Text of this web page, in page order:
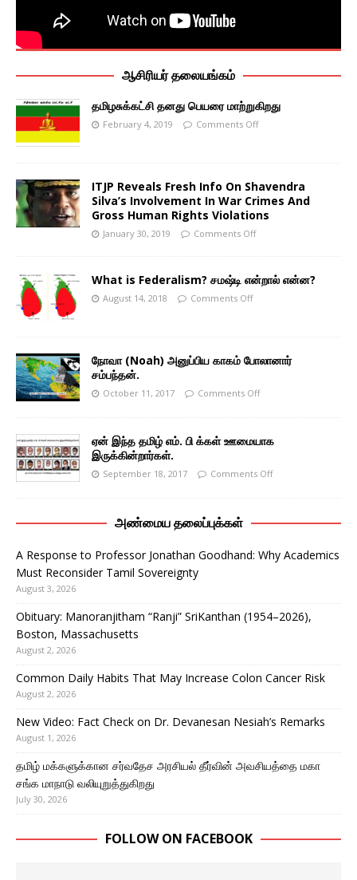
ஆசிரியர் தலையங்கம்
தமிழசுக்கட்சி தனது பெயரை மாற்றுகிறது
February 4, 2019 Comments Off
ITJP Reveals Fresh Info On Shavendra
Silva’s Involvement In War Crimes And
Gross Human Rights Violations
January 30, 2019 Comments Off
What is Federalism? சமஷ்டி என்றால் என்ன?
August 14, 2018 Comments Off
நோவா (Noah) அனுப்பிய காகம் போலானார்
சம்பந்தன்.
October 11, 2017 Comments Off
ஏன் இந்த தமிழ் எம். பி க்கள் ஊமையாக
இருக்கின்றார்கள்.
September 18, 2017 Comments Off
அண்மைய தலைப்புக்கள்
A Response to Professor Jonathan Goodhand: Why Academics
Must Reconsider Tamil Sovereignty
August 3, 2026
Obituary: Manoranjitham “Ranji” SriKanthan (1954–2026),
Boston, Massachusetts
August 2, 2026
Common Daily Habits That May Increase Colon Cancer Risk
August 2, 2026
New Video: Fact Check on Dr. Devanesan Nesiah’s Remarks
August 1, 2026
தமிழ் மக்களுக்கான சர்வதேச அரசியல் தீர்வின் அவசியத்தை மகா
சங்க மாநாடு வலியுறுத்துகிறது
July 30, 2026
FOLLOW ON FACEBOOK